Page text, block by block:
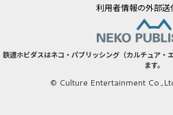
利用者情報の外部送
鉄道ホビダスはネコ・パブリッシング（カルチュア・
ます。
© Culture Entertainment